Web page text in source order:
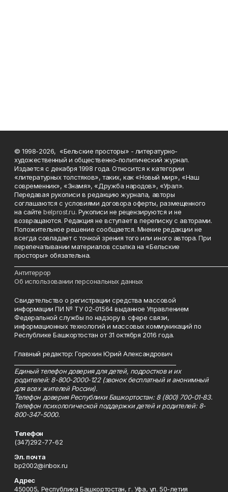
© 1998-2026, «Бельские просторы» - литературно-
художественный и общественно-политический журнал.
Издается с декабря 1998 года. Относится к категории
«литературных толстяков», таких, как «Новый мир», «Наш
современник», «Знамя», «Дружба народов», «Урал».
Передавая рукописи в редакцию журнала, авторы
соглашаются с условиями договора оферты, размещенного
на сайтеbelprost.ru. Рукописи не рецензируются и не
возвращаются. Редакция не вступает в переписку с авторами.
Положительное решение сообщается. Мнение редакции не
всегда совпадает с точкой зрения того или иного автора. При
перепечатывании материалов ссылка на «Бельские
просторы» обязательна.
Антитеррор
Об использовании персональных данных
Свидетельство о регистрации средства массовой
информации ПИ № ТУ 02-01564 выданное Управлением
Федеральной службы по надзору в сфере связи,
информационных технологий и массовых коммуникаций по
Республике Башкортостан от 31 октября 2016 года.
Главный редактор: Горюхин Юрий Александрович
Единый телефон доверия для детей, подростков и их
родителей: 8-800-2000-122 (звонок бесплатный и анонимный
для всех жителей России).
Телефон доверия Республики Башкортостан: 8 (800) 700-01-83.
Телефон психологической поддержки детей и родителей: 8-
800-347-5000.
Телефон
(347)292-77-62
Эл. почта
bp2002@inbox.ru
Адрес
450005, Республика Башкортостан, г. Уфа, ул. 50-летия